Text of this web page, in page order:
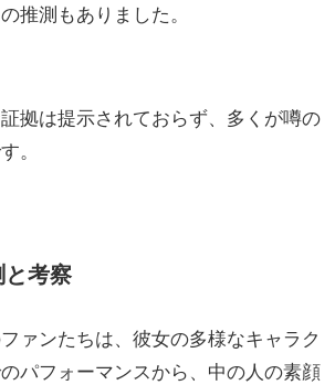
推測もありました。
拠は提示されておらず、多くが噂の
。
と考察
ァンたちは、彼女の多様なキャラク
パフォーマンスから、中の人の素顔